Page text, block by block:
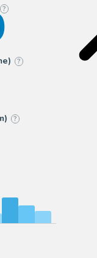
?
?
?